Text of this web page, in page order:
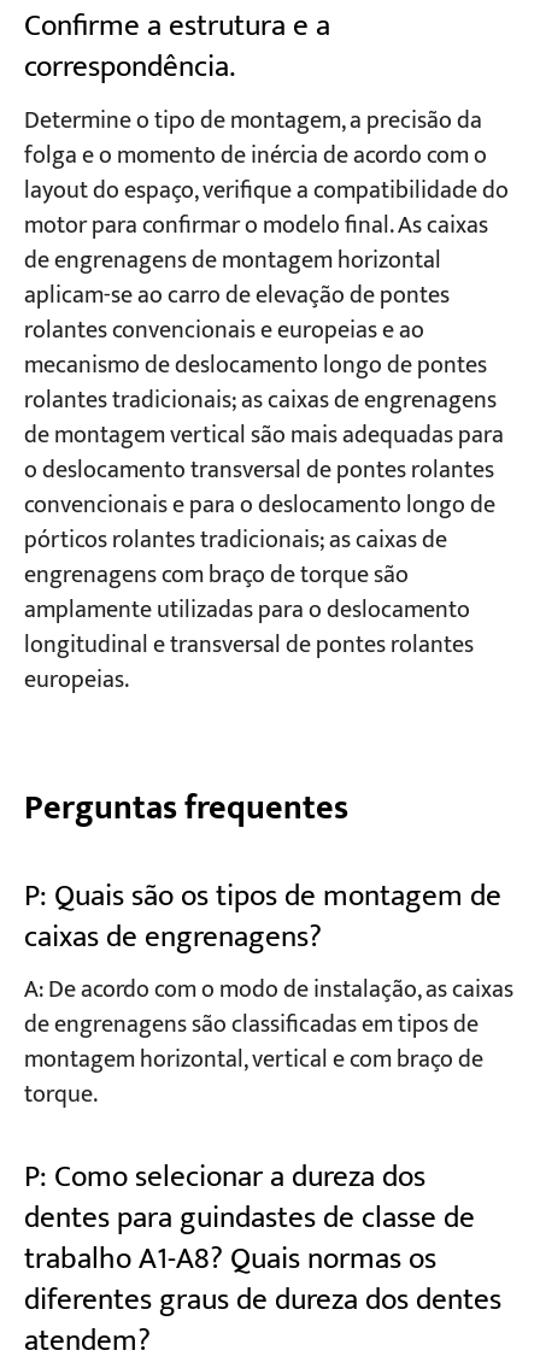
Confirme a estrutura e a
correspondência.
Determine o tipo de montagem, a precisão da
folga e o momento de inércia de acordo com o
layout do espaço, verifique a compatibilidade do
motor para confirmar o modelo final. As caixas
de engrenagens de montagem horizontal
aplicam-se ao carro de elevação de pontes
rolantes convencionais e europeias e ao
mecanismo de deslocamento longo de pontes
rolantes tradicionais; as caixas de engrenagens
de montagem vertical são mais adequadas para
o deslocamento transversal de pontes rolantes
convencionais e para o deslocamento longo de
pórticos rolantes tradicionais; as caixas de
engrenagens com braço de torque são
amplamente utilizadas para o deslocamento
longitudinal e transversal de pontes rolantes
europeias.
Perguntas frequentes
P: Quais são os tipos de montagem de
caixas de engrenagens?
A: De acordo com o modo de instalação, as caixas
de engrenagens são classificadas em tipos de
montagem horizontal, vertical e com braço de
torque.
P: Como selecionar a dureza dos
dentes para guindastes de classe de
trabalho A1-A8? Quais normas os
diferentes graus de dureza dos dentes
atendem?